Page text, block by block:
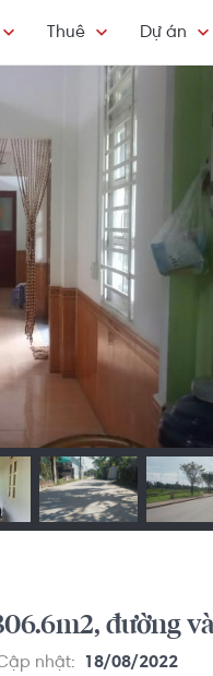
Thuê Dự án
đường
nhật: 18/08/2022